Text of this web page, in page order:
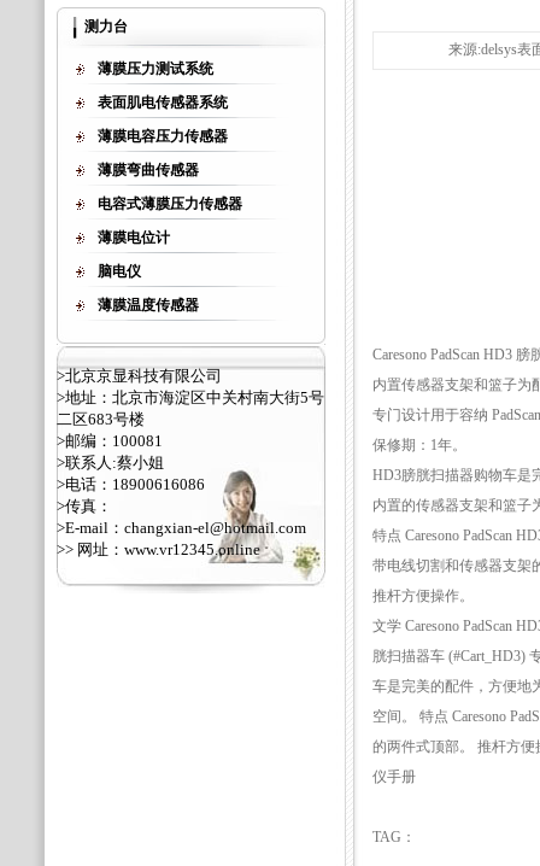
测力台
薄膜压力测试系统
表面肌电传感器系统
薄膜电容压力传感器
薄膜弯曲传感器
电容式薄膜压力传感器
薄膜电位计
脑电仪
薄膜温度传感器
>北京京显科技有限公司
>地址：北京市海淀区中关村南大街5号
二区683号楼
>邮编：100081
>联系人:蔡小姐
>电话：18900616086
>传真：
>E-mail：changxian-el@hotmail.com
>> 网址： www.vr12345.online
来源:delsys表
Caresono PadScan HD3
内置传感器支架和篮子为
专门设计用于容纳
保修期：1年。
HD3膀胱扫描器购物车是
内置的传感器支架和篮子
特点 Caresono PadScan
带电线切割和传感器支架
推杆方便操作。
文学 Caresono PadScan
胱扫描器车 (#Cart_HD3)
车是完美的配件，方便地
空间。 特点 Caresono
的两件式顶部。 推杆方便
仪手册
TAG：